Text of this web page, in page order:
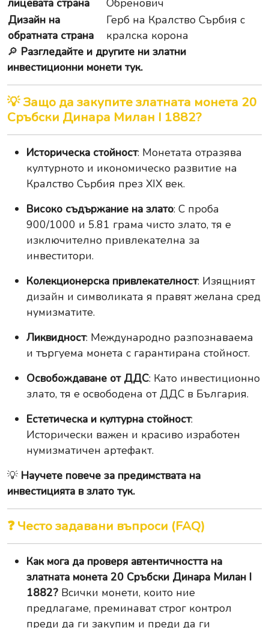
лицевата страна
Обренович
Дизайн на
обратната страна
Герб на Кралство Сърбия с
кралска корона
🔎 Разгледайте и другите ни златни
инвестиционни монети тук.
💡 Защо да закупите златната монета 20
Сръбски Динара Милан I 1882?
Историческа стойност: Монетата отразява
културното и икономическо развитие на
Кралство Сърбия през XIX век.
Високо съдържание на злато: С проба
900/1000 и 5.81 грама чисто злато, тя е
изключително привлекателна за
инвеститори.
Колекционерска привлекателност: Изящният
дизайн и символиката я правят желана сред
нумизматите.
Ликвидност: Международно разпознаваема
и търгуема монета с гарантирана стойност.
Освобождаване от ДДС: Като инвестиционно
злато, тя е освободена от ДДС в България.
Естетическа и културна стойност:
Исторически важен и красиво изработен
нумизматичен артефакт.
💡 Научете повече за предимствата на
инвестицията в злато тук.
❓ Често задавани въпроси (FAQ)
Как мога да проверя автентичността на
златната монета 20 Сръбски Динара Милан I
1882? Всички монети, които ние
предлагаме, преминават строг контрол
преди да ги закупим и преди да ги